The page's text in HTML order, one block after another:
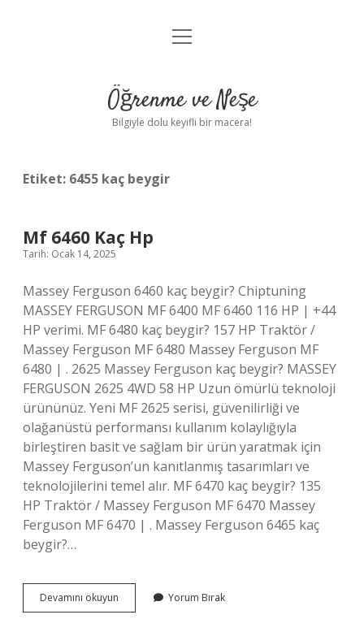
Anasayfa
Yasal Uyarı
menüyü
Öğrenme ve Neşe
Bilgiyle dolu keyifli bir macera!
Etiket: 6455 kaç beygir
Mf 6460 Kaç Hp
Tarih: Ocak 14, 2025
Massey Ferguson 6460 kaç beygir? Chiptuning
MASSEY FERGUSON MF 6400 MF 6460 116 HP | +44
HP verimi. MF 6480 kaç beygir? 157 HP Traktör /
Massey Ferguson MF 6480 Massey Ferguson MF
6480 | . 2625 Massey Ferguson kaç beygir? MASSEY
FERGUSON 2625 4WD 58 HP Uzun ömürlü teknoloji
ürününüz. Yeni MF 2625 serisi, güvenilirliği ve
olağanüstü performansı kullanım kolaylığıyla
birleştiren basit ve sağlam bir ürün yaratmak için
Massey Ferguson’un kanıtlanmış tasarımları ve
teknolojilerini temel alır. MF 6470 kaç beygir? 135
HP Traktör / Massey Ferguson MF 6470 Massey
Ferguson MF 6470 | . Massey Ferguson 6465 kaç
beygir?…
Devamını okuyun
6460
Yorum Bırak